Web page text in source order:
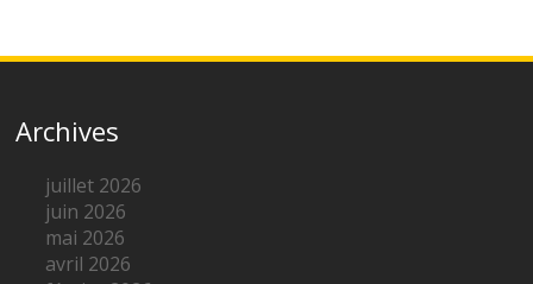
Archives
juillet 2026
juin 2026
mai 2026
avril 2026